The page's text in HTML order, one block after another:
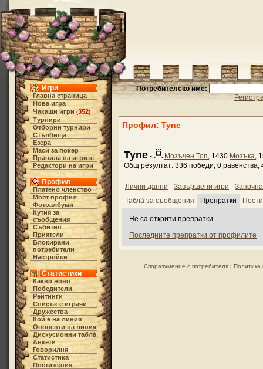
Игри
Главна страница
Нова игра
Чакащи игри (352)
Турнири
Отборни турнири
Стълбища
Езера
Маси за покер
Правила на игрите
Редактори на игри
Профил
Платено членство
Моят профил
Фотоалбуми
Кутия за
съобщения
Събития
Приятели
Блокирани
потребители
Настройки
Статистики
Какво ново
Победители
Рейтинги
Списък с играчи
Дружества
Кой е на линия
Опоненти на линия
Дискусионни табла́
Анкети
Говорилня
Статистика
Постижения
Потребителско име:
Профил: Tyne
Tyne - Мозъчен Топ, 1430 Мозъка,
Общ резултат: 336 победи, 0 равенства,
Лични данни Завършени игри
Табла́ за съобщения
Препратки
Не са открити препратки.
Последните препратки от профилите
Споразумение с потребителя| Политика